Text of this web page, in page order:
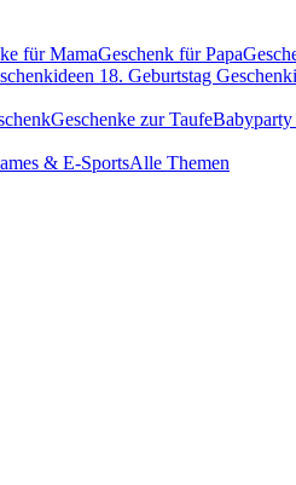
für MamaGeschenk für Papa
18. Geburtstag
Geschenke zur TaufeBabyparty
& E-SportsAlle Themen